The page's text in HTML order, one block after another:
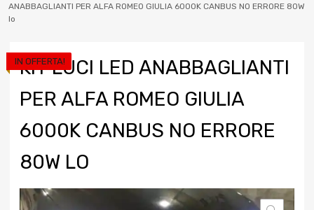
ANABBAGLIANTI PER ALFA ROMEO GIULIA 6000K CANBUS NO ERRORE 80W
lo
KIT LUCI LED ANABBAGLIANTI
PER ALFA ROMEO GIULIA
6000K CANBUS NO ERRORE
80W LO
IN OFFERTA!